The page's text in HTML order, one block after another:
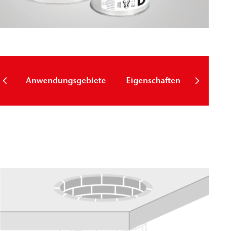
Anwendungsgebiete Eigenschaften